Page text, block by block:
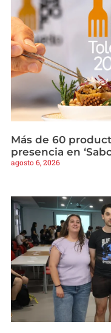
Más de 60
presencia en
agosto 6, 2026